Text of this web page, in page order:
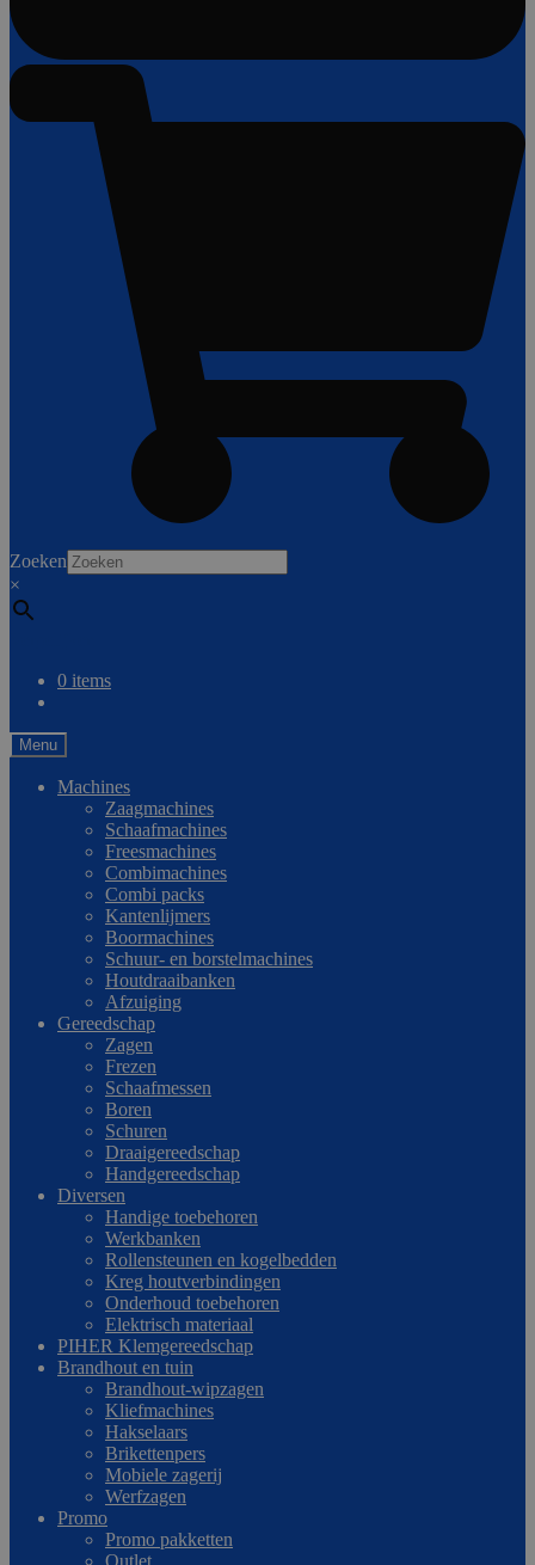
Zoeken
×
0 items
Menu
Machines
Zaagmachines
Schaafmachines
Freesmachines
Combimachines
Combi packs
Kantenlijmers
Boormachines
Schuur- en borstelmachines
Houtdraaibanken
Afzuiging
Gereedschap
Zagen
Frezen
Schaafmessen
Boren
Schuren
Draaigereedschap
Handgereedschap
Diversen
Handige toebehoren
Werkbanken
Rollensteunen en kogelbedden
Kreg houtverbindingen
Onderhoud toebehoren
Elektrisch materiaal
PIHER Klemgereedschap
Brandhout en tuin
Brandhout-wipzagen
Kliefmachines
Hakselaars
Brikettenpers
Mobiele zagerij
Werfzagen
Promo
Promo pakketten
Outlet